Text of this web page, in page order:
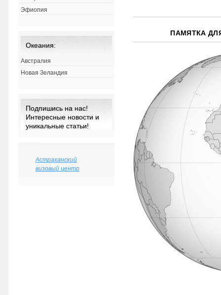
ПАМЯТКА
Эфиопия
Океания:
Австралия
Новая Зеландия
Подпишись на нас!
Интересные новости и
уникальные статьи!
Астраханский
визовый центр